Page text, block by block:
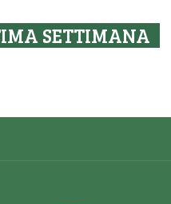
SETTIMANA